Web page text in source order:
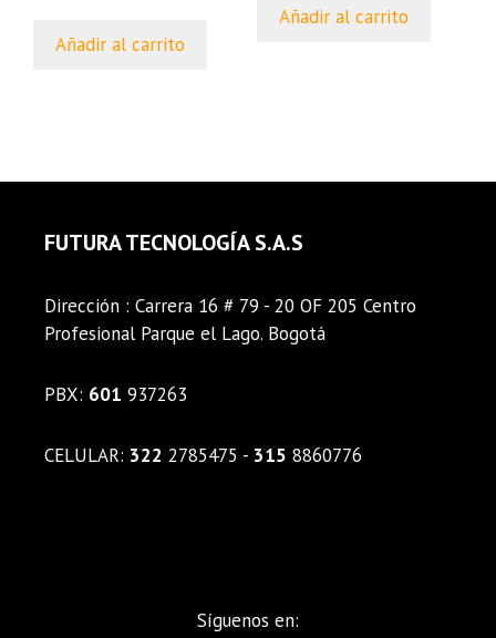
Añadir al carrito
Añadir al carrito
FUTURA TECNOLOGÍA S.A.S
Dirección : Carrera 16 # 79 - 20 OF 205 Centro
Profesional Parque el Lago. Bogotá
PBX: 601 937263
CELULAR: 322 2785475 - 315 8860776
Síguenos en: